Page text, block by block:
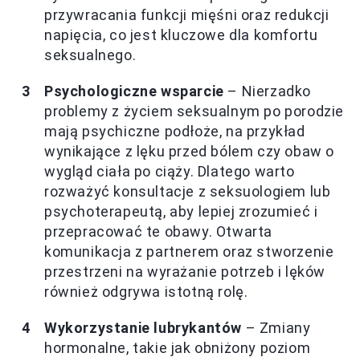
przywracania funkcji mięśni oraz redukcji
napięcia, co jest kluczowe dla komfortu
seksualnego.
Psychologiczne wsparcie – Nierzadko
problemy z życiem seksualnym po porodzie
mają psychiczne podłoże, na przykład
wynikające z lęku przed bólem czy obaw o
wygląd ciała po ciąży. Dlatego warto
rozważyć konsultacje z seksuologiem lub
psychoterapeutą, aby lepiej zrozumieć i
przepracować te obawy. Otwarta
komunikacja z partnerem oraz stworzenie
przestrzeni na wyrażanie potrzeb i lęków
również odgrywa istotną rolę.
Wykorzystanie lubrykantów – Zmiany
hormonalne, takie jak obniżony poziom